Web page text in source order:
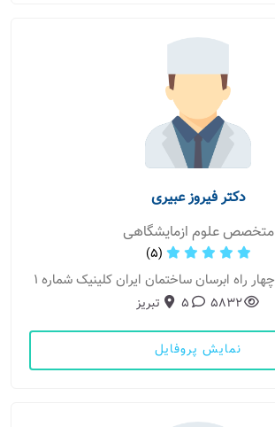
دکتر فیروز عبیری
متخصص علوم ازمایشگاهی
(5)
5832
5 تبریز
نمایش پروفایل